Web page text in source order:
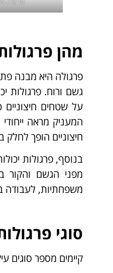
מהן
פרגולה היא מבנה
גשם ורוח. פרגולות
על שטחים
המעניק מראה
חיצוניים הופך לחלק
בנוסף, פרגולות
מפני הגשם והקור
משפחתיות, לעבודה
סוגי
קיימים מספר סוגים